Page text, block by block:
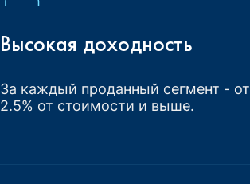
Высокая доходность
За каждый проданный сегмент - от
2.5% от стоимости и выше.